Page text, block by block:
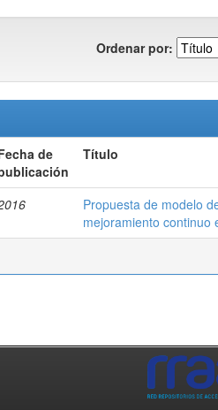
Ordenar por:
de
Título
Propuesta de modelo
mejoramiento continuo